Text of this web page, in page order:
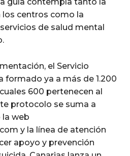
los centros como la
de salud mental
el Servicio
formado ya a más de 1.200
600 pertenecen al
protocolo se suma a
la web
y la línea de atención
apoyo y prevención